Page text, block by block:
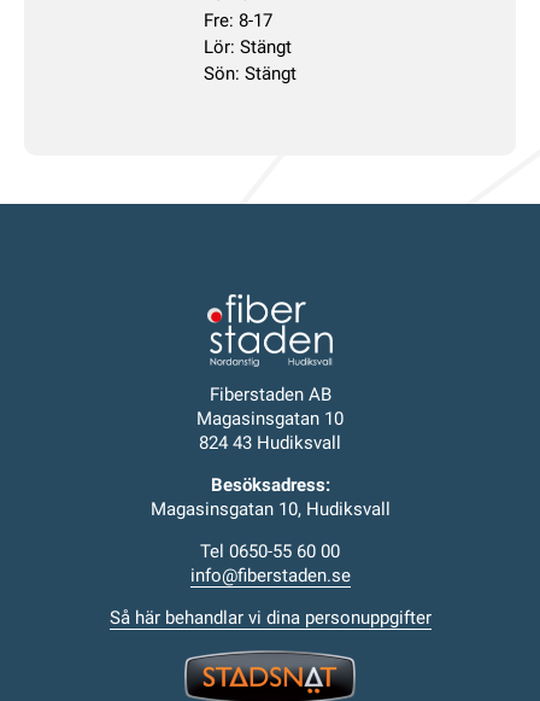
Fre: 8-17
Lör: Stängt
Sön: Stängt
Fiberstaden AB
Magasinsgatan 10
824 43 Hudiksvall
Besöksadress:
Magasinsgatan 10, Hudiksvall
Tel 0650-55 60 00
info@fiberstaden.se
Så här behandlar vi dina personuppgifter